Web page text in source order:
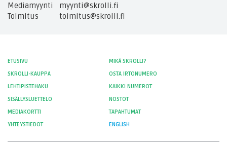
Mediamyynti
myynti@skrolli.fi
Toimitus
toimitus@skrolli.fi
ETUSIVU
MIKÄ SKROLLI?
SKROLLI-KAUPPA
OSTA IRTONUMERO
LEHTIPISTEHAKU
KAIKKI NUMEROT
SISÄLLYSLUETTELO
NOSTOT
MEDIAKORTTI
TAPAHTUMAT
YHTEYSTIEDOT
ENGLISH